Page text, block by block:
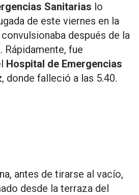
Sanitarias lo
de este viernes en la
después de la
Rápidamente, fue
Hospital de Emergencias
, donde falleció a las 5.40.
antes de tirarse al vacío,
desde la terraza del